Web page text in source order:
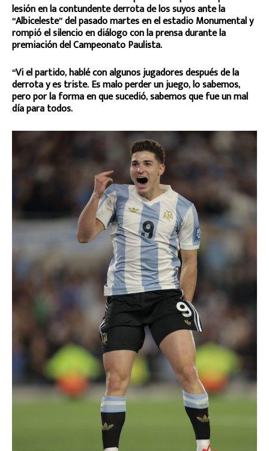
lesión en la contundente derrota de los suyos ante la
“Albiceleste” del pasado martes en el estadio Monumental y
rompió el silencio en diálogo con la prensa durante la
premiación del Campeonato Paulista.
“Vi el partido, hablé con algunos jugadores después de la
derrota y es triste. Es malo perder un juego, lo sabemos,
pero por la forma en que sucedió, sabemos que fue un mal
día para todos.